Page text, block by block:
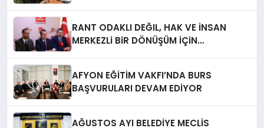
RANT ODAKLI DEĞIL, HAK VE İNSAN
MERKEZLi BiR DÖNÜŞÜM İÇiN
AFYON EĞİTİM VAKFI’NDA BURS
BAŞVURULARI DEVAM EDİYOR
AĞUSTOS AYI BELEDİYE MECLİS